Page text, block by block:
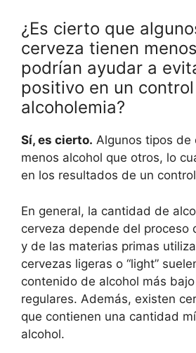
¿Es cierto que
cerveza tienen
podrían ayudar a
positivo en un
alcoholemia?
Sí, es cierto. Algunos tipos de
menos alcohol que otros, lo
en los resultados de un
En general, la cantidad de
cerveza depende del proceso
y de las materias primas
cervezas ligeras o “light”
contenido de alcohol más
regulares. Además, existen
que contienen una cantidad
alcohol.